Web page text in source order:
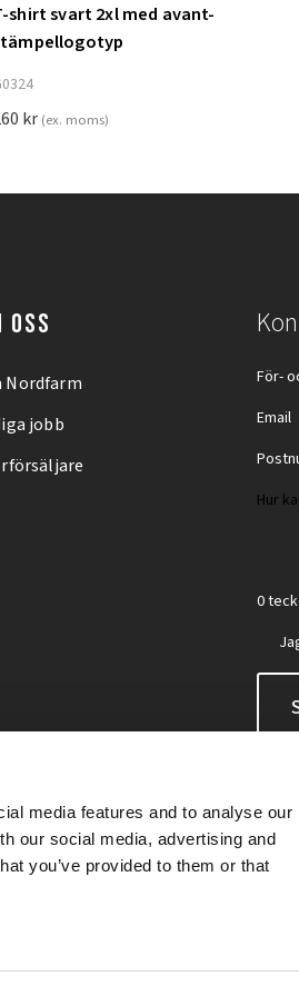
media features and to analyse our
our social media, advertising and
you’ve provided to them or that
Lägg till i varukorg
shirt svart 2xl med avant-
kr (ex. moms)
OSS
Nordfarm
jobb
0